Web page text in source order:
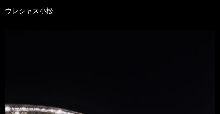
ウレシャス小松